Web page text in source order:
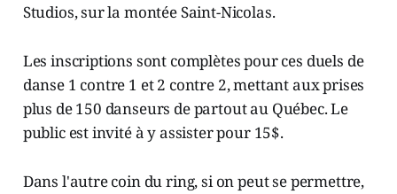
Studios, sur la montée Saint-Nicolas.
Les inscriptions sont complètes pour ces duels de
danse 1 contre 1 et 2 contre 2, mettant aux prises
plus de 150 danseurs de partout au Québec. Le
public est invité à y assister pour 15$.
Dans l'autre coin du ring, si on peut se permettre,